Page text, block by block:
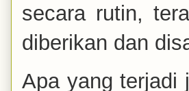
secara rutin,
diberikan dan
Apa yang terjadi